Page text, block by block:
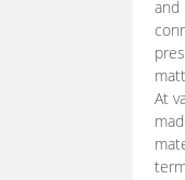
and
At